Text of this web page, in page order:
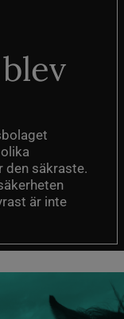
den säkraste.
är inte